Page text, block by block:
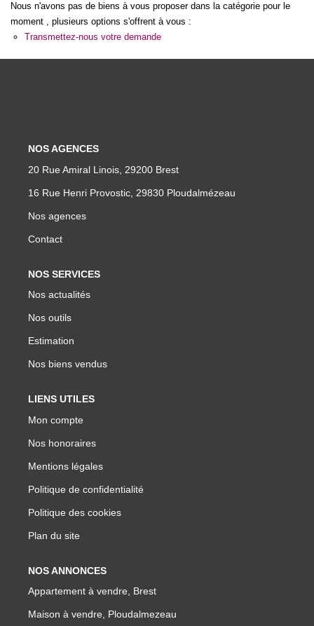
Qui Sommes-Nous
Notre Équipe
Partenariats
Nous n'avons pas de biens à vous proposer dans la catégorie pour le
moment , plusieurs options s'offrent à vous :
Transmettez-nous votre demande
NOS AGENCES
20 Rue Amiral Linois, 29200 Brest
16 Rue Henri Provostic, 29830 Ploudalmézeau
Nos agences
Contact
NOS SERVICES
Nos actualités
Nos outils
Estimation
Nos biens vendus
LIENS UTILES
Mon compte
Nos honoraires
Mentions légales
Politique de confidentialité
Politique des cookies
Plan du site
NOS ANNONCES
Appartement à vendre, Brest
Maison à vendre, Ploudalmezeau